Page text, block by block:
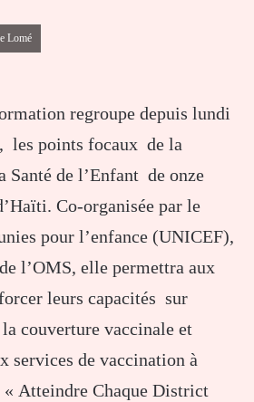
Lomé
regroupe depuis lundi
les points focaux de la
Santé de l’Enfant de onze
Co-organisée par le
pour l’enfance (UNICEF),
l’OMS, elle permettra aux
leurs capacités sur
couverture vaccinale et
services de vaccination à
« Atteindre Chaque District